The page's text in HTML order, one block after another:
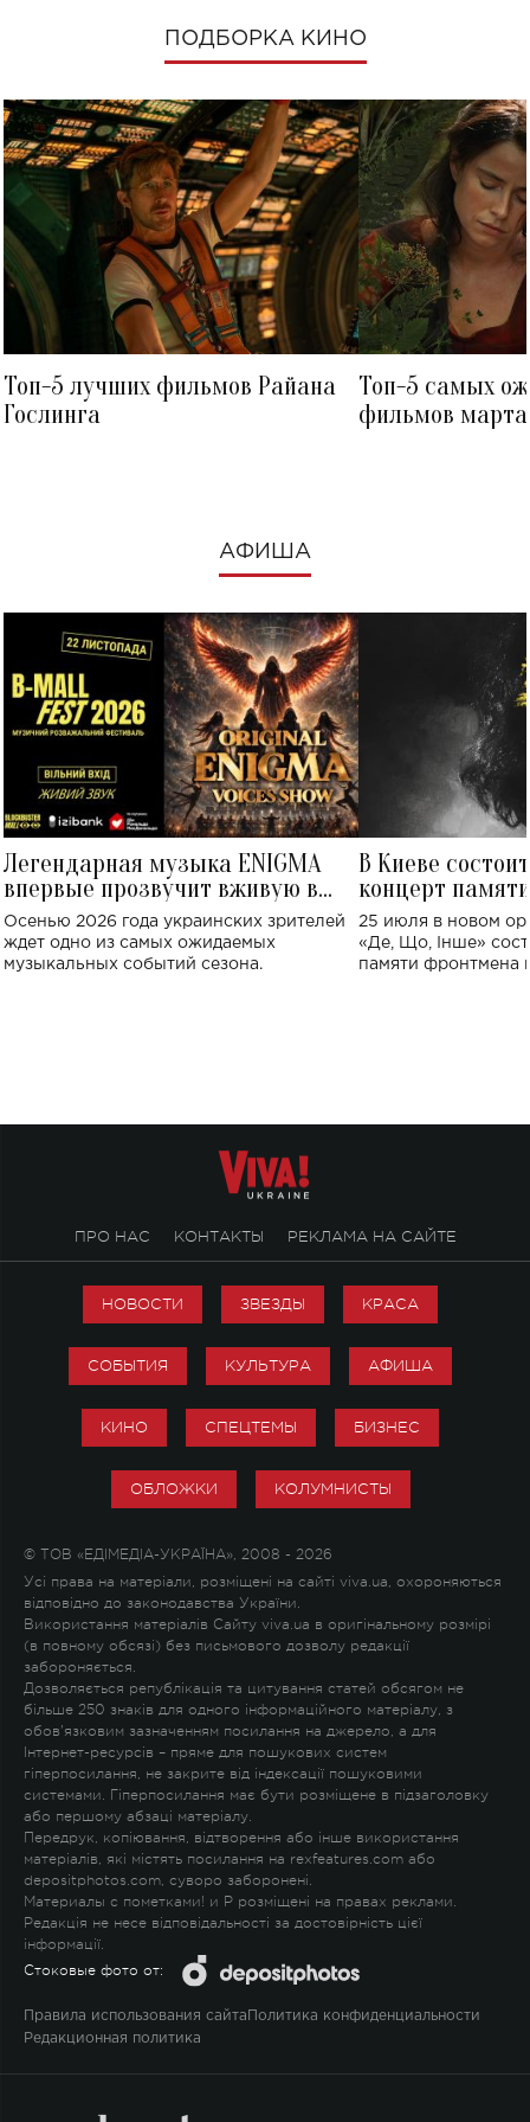
ПОДБОРКА КИНО
Топ-5 лучших фильмов Райана
Гослинга
Топ-5 самых
фильмов
АФИША
Легендарная музыка ENIGMA
впервые прозвучит вживую в
Украине: где состоится концерт
Осенью 2026 года украинских зрителей
ждет одно из самых ожидаемых
музыкальных событий сезона.
В Киеве
концерт
Клименко:
исполнят песни
25 июля в новом
«Де, Що, Інше»
памяти фронтмена
ПРО НАС КОНТАКТЫ РЕКЛАМА НА САЙТЕ
НОВОСТИ ЗВЕЗДЫ КРАСА
СОБЫТИЯ КУЛЬТУРА АФИША
КИНО СПЕЦТЕМЫ БИЗНЕС
ОБЛОЖКИ КОЛУМНИСТЫ
© ТОВ «ЕДІМЕДІА-УКРАЇНА», 2008 - 2026
Усі права на матеріали, розміщені на сайті viva.ua, охороняються
відповідно до законодавства України.
Використання матеріалів Сайту viva.ua в оригінальному розмірі
(в повному обсязі) без письмового дозволу редакції
забороняється.
Дозволяється републікація та цитування статей обсягом не
більше 250 знаків для одного інформаційного матеріалу, з
обов'язковим зазначенням посилання на джерело, а для
Інтернет-ресурсів – пряме для пошукових систем
гіперпосилання, не закрите від індексації пошуковими
системами. Гіперпосилання має бути розміщене в підзаголовку
або першому абзаці матеріалу.
Передрук, копіювання, відтворення або інше використання
матеріалів, які містять посилання на rexfeatures.com або
depositphotos.com, суворо заборонені.
Материалы с пометками! и P розміщені на правах реклами.
Редакція не несе відповідальності за достовірність цієї
інформації.
Стоковые фото от:
Правила использования сайта Политика конфиденциальности
Редакционная политика